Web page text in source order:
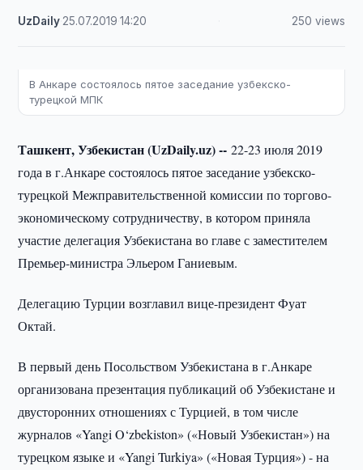
UzDaily 25.07.2019 ·14:20 250 views
В Анкаре состоялось пятое заседание узбекско-
турецкой МПК
Ташкент, Узбекистан (UzDaily.uz) -- 22-23 июля 2019
года в г.Анкаре состоялось пятое заседание узбекско-
турецкой Межправительственной комиссии по торгово-
экономическому сотрудничеству, в котором приняла
участие делегация Узбекистана во главе с заместителем
Премьер-министра Эльером Ганиевым.
Делегацию Турции возглавил вице-президент Фуат
Октай.
В первый день Посольством Узбекистана в г.Анкаре
организована презентация публикаций об Узбекистане и
двусторонних отношениях с Турцией, в том числе
журналов «Yangi O‘zbekiston» («Новый Узбекистан») на
турецком языке и «Yangi Turkiya» («Новая Турция») - на